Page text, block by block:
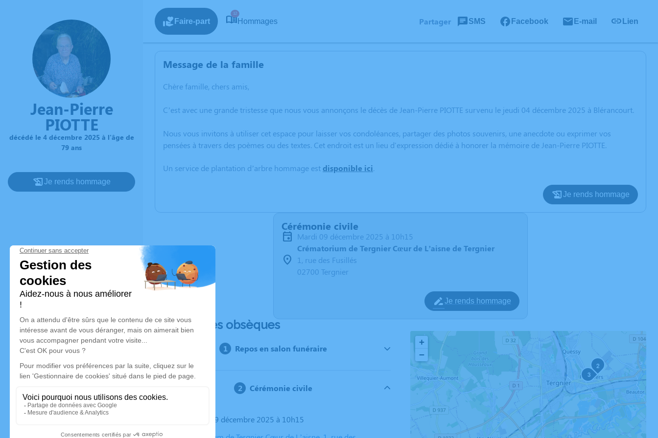
Jean-Pierre
PIOTTE
décédé le 4 décembre 2025 à l'âge de
79 ans
Je rends hommage
Faire-part
12
Hommages Partager SMS Facebook E-mail Lien
Message de la famille
Chère famille, chers amis,
C’est avec une grande tristesse que nous vous annonçons le décès de Jean-Pierre PIOTTE survenu le jeudi 04 décembre 2025 à Blérancourt.
Nous vous invitons à utiliser cet espace pour laisser vos condoléances, partager des photos souvenirs, une anecdote ou exprimer vos
pensées à travers des poèmes ou des textes. Cet endroit est un lieu d'expression dédié à honorer la mémoire de Jean-Pierre PIOTTE.
Un service de plantation d’arbre hommage est disponible ici.
Je rends hommage
Cérémonie civile
mardi 09 décembre 2025 à 10h15
Crématorium de Tergnier Cœur de L’aisne de Tergnier
1, rue des Fusillés
02700 Tergnier
Je rends hommage
Déroulé des obsèques
Repos en salon funéraire
Cérémonie civile
Le mardi 09 décembre 2025 à 10h15
2
3
+
−